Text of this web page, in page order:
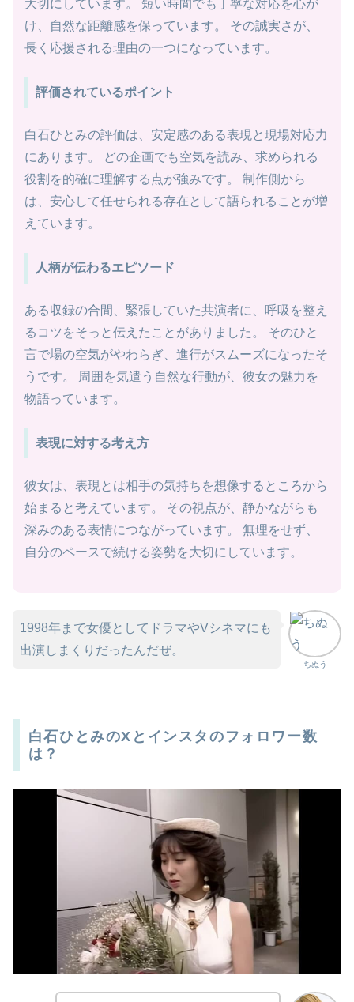
大切にしています。 短い時間でも丁寧な対応を心が
け、自然な距離感を保っています。 その誠実さが、
長く応援される理由の一つになっています。
評価されているポイント
白石ひとみの評価は、安定感のある表現と現場対応力
にあります。 どの企画でも空気を読み、求められる
役割を的確に理解する点が強みです。 制作側から
は、安心して任せられる存在として語られることが増
えています。
人柄が伝わるエピソード
ある収録の合間、緊張していた共演者に、呼吸を整え
るコツをそっと伝えたことがありました。 そのひと
言で場の空気がやわらぎ、進行がスムーズになったそ
うです。 周囲を気遣う自然な行動が、彼女の魅力を
物語っています。
表現に対する考え方
彼女は、表現とは相手の気持ちを想像するところから
始まると考えています。 その視点が、静かながらも
深みのある表情につながっています。 無理をせず、
自分のペースで続ける姿勢を大切にしています。
ちぬう
1998年まで女優としてドラマやVシネマにも
出演しまくりだったんだぜ。
白石ひとみのXとインスタのフォロワー数
は？